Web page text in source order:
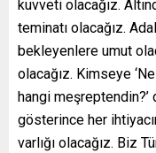
kuvveti olacağız.
teminatı olacağız.
bekleyenlere umut
olacağız. Kimseye
hangi meşreptendin?’
gösterince her
varlığı olacağız. Biz